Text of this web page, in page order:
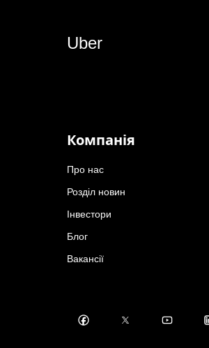
Uber
Компанія
Про нас
Розділ новин
Інвестори
Блог
Вакансії